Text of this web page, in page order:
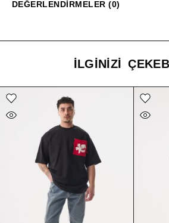
DEĞERLENDIRMELER (0)
İLGINIZI